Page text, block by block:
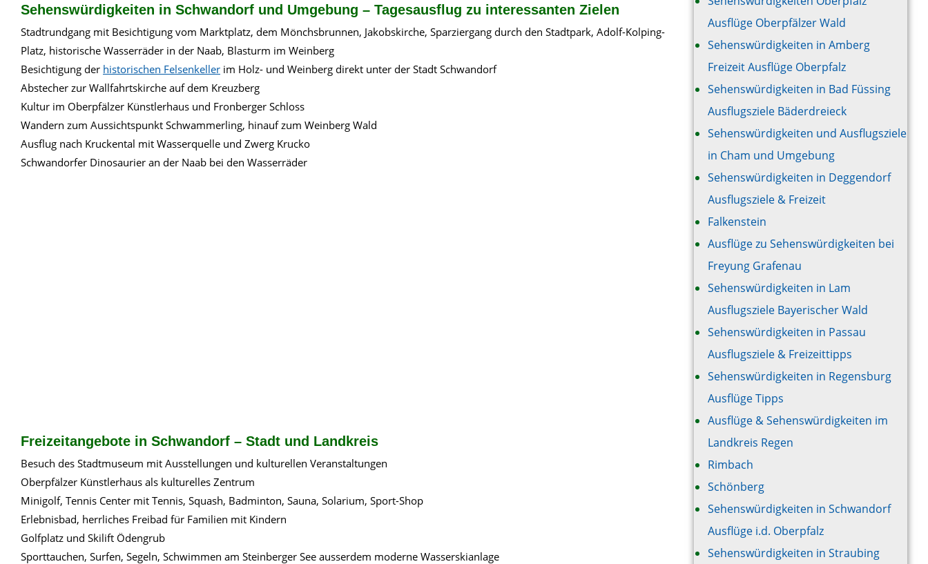
Sehenswürdigkeiten in Schwandorf und Umgebung – Tagesausflug zu interessanten Zielen
Stadtrundgang mit Besichtigung vom Marktplatz, dem Mönchsbrunnen, Jakobskirche, Sparziergang durch den Stadtpark, Adolf-Kolping-
Platz, historische Wasserräder in der Naab, Blasturm im Weinberg
Besichtigung der historischen Felsenkeller im Holz- und Weinberg direkt unter der Stadt Schwandorf
Abstecher zur Wallfahrtskirche auf dem Kreuzberg
Kultur im Oberpfälzer Künstlerhaus und Fronberger Schloss
Wandern zum Aussichtspunkt Schwammerling, hinauf zum Weinberg Wald
Ausflug nach Kruckental mit Wasserquelle und Zwerg Krucko
Schwandorfer Dinosaurier an der Naab bei den Wasserräder
Freizeitangebote in Schwandorf – Stadt und Landkreis
Besuch des Stadtmuseum mit Ausstellungen und kulturellen Veranstaltungen
Oberpfälzer Künstlerhaus als kulturelles Zentrum
Minigolf, Tennis Center mit Tennis, Squash, Badminton, Sauna, Solarium, Sport-Shop
Erlebnisbad, herrliches Freibad für Familien mit Kindern
Golfplatz und Skilift Ödengrub
Sporttauchen, Surfen, Segeln, Schwimmen am Steinberger See ausserdem moderne Wasserskianlage
Ausflüge Oberpfälzer Wald
Sehenswürdigkeiten in Amberg
Freizeit Ausflüge Oberpfalz
Sehenswürdigkeiten in Bad Füssing
Ausflugsziele Bäderdreieck
Sehenswürdigkeiten und Ausflugsziele
in Cham und Umgebung
Sehenswürdigkeiten in Deggendorf
Ausflugsziele & Freizeit
Falkenstein
Ausflüge zu Sehenswürdigkeiten bei
Freyung Grafenau
Sehenswürdigkeiten in Lam
Ausflugsziele Bayerischer Wald
Sehenswürdigkeiten in Passau
Ausflugsziele & Freizeittipps
Sehenswürdigkeiten in Regensburg
Ausflüge Tipps
Ausflüge & Sehenswürdigkeiten im
Landkreis Regen
Rimbach
Schönberg
Sehenswürdigkeiten in Schwandorf
Ausflüge i.d. Oberpfalz
Sehenswürdigkeiten in Straubing